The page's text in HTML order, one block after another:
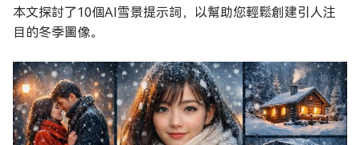
本文探討了10個AI雪景提示詞，以幫助您輕鬆創建引人注
目的冬季圖像。